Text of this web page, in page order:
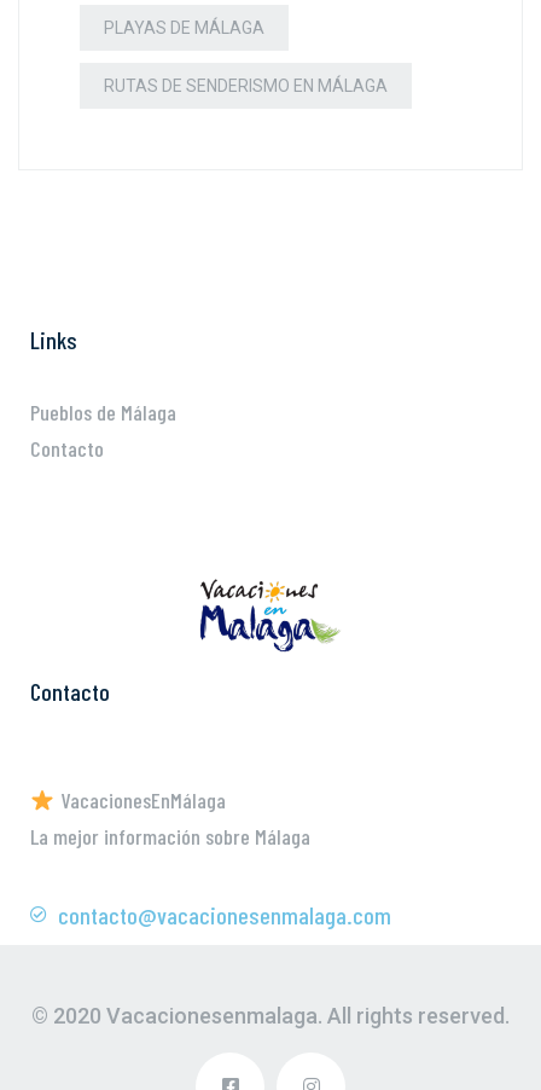
PLAYAS DE MÁLAGA
RUTAS DE SENDERISMO EN MÁLAGA
Links
Pueblos de Málaga
Contacto
Contacto
VacacionesEnMálaga
La mejor información sobre Málaga
contacto@vacacionesenmalaga.com
© 2020 Vacacionesenmalaga. All rights reserved.